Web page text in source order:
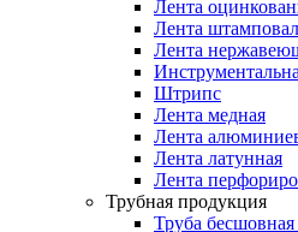
Лента
Лента
Лента
Штрипс
Лента медная
Лента
Лента латунная
Лента
Трубная продукция
Труба бесшовная